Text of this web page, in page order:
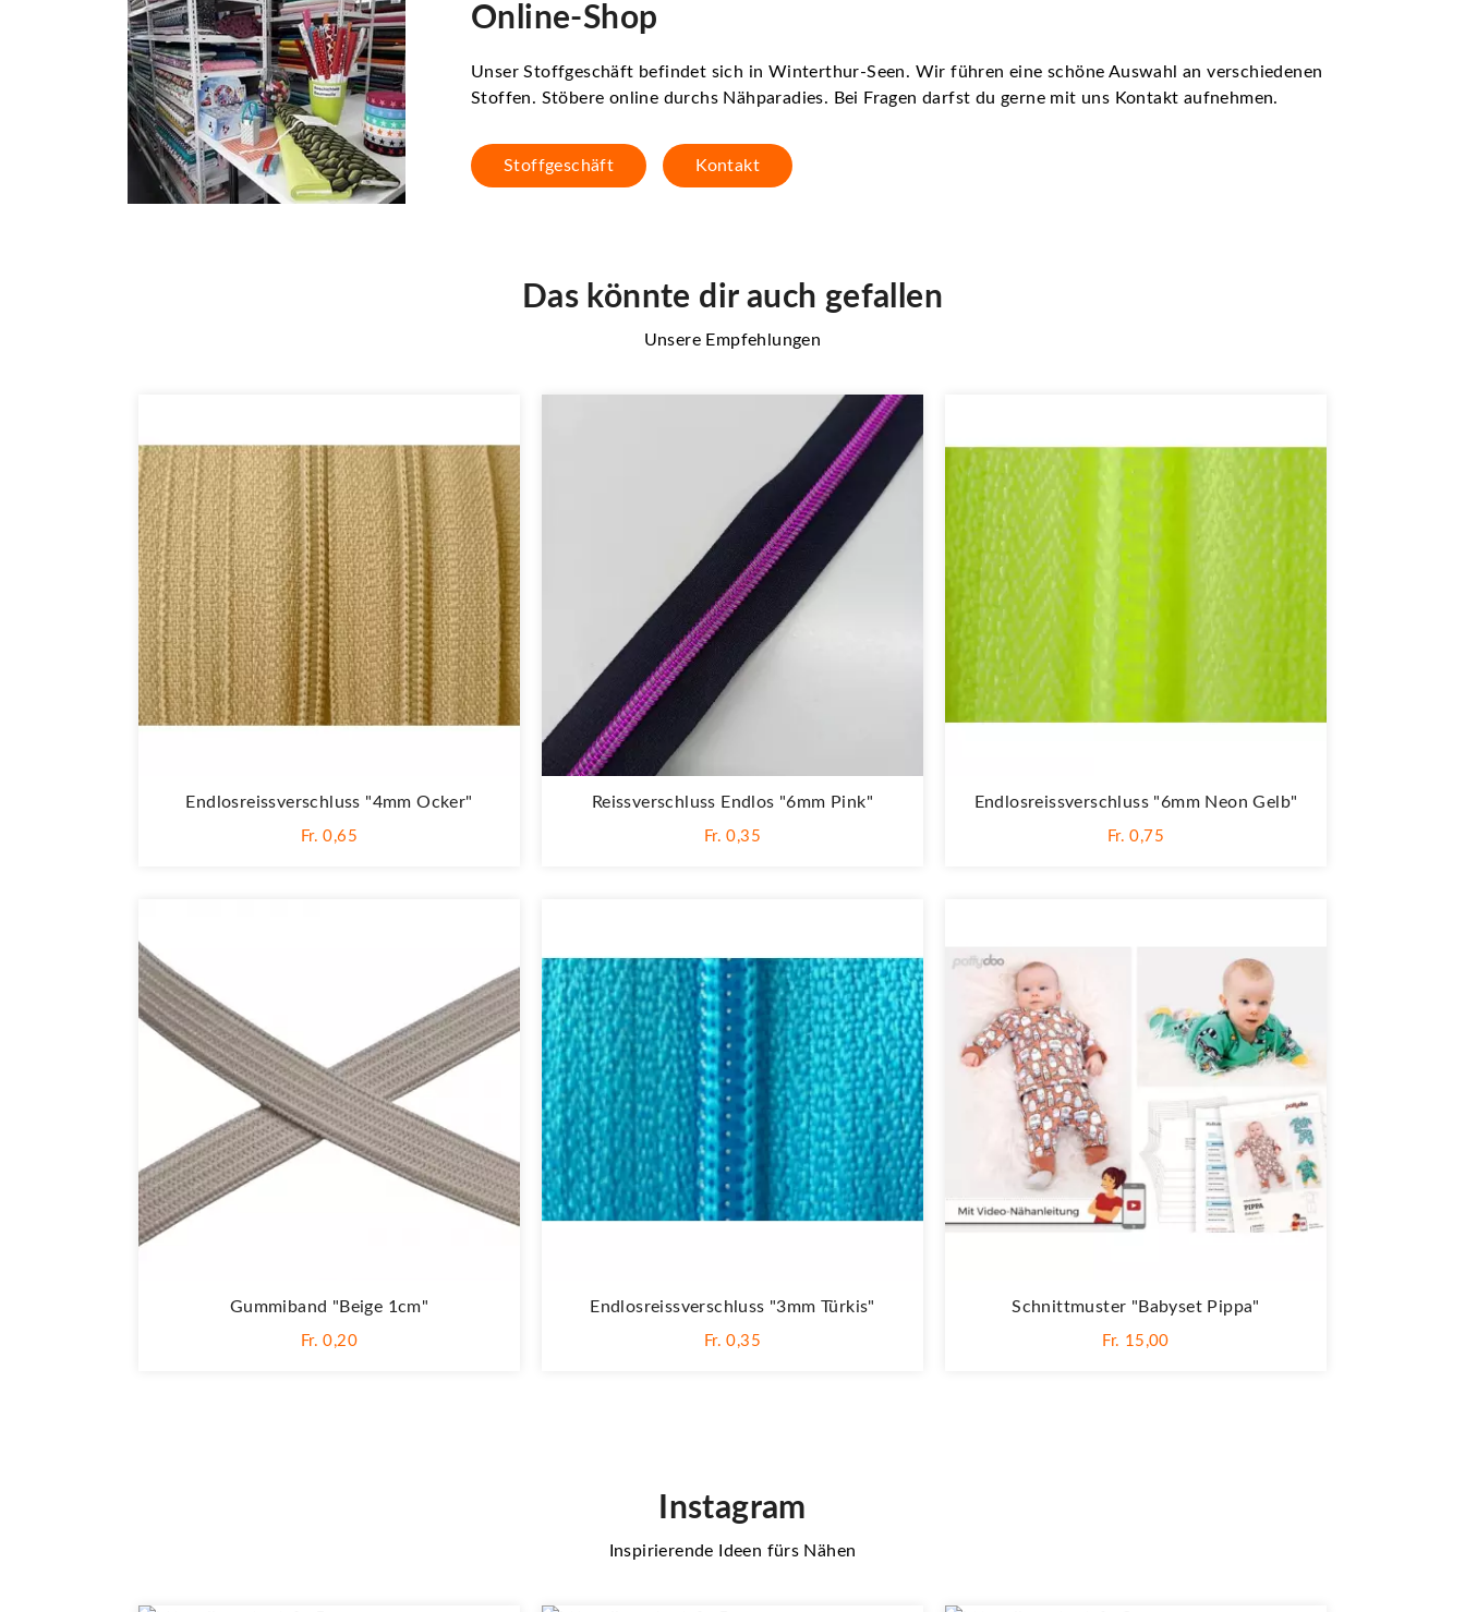
Online-Shop
Unser Stoffgeschäft befindet sich in Winterthur-Seen. Wir führen eine schöne Auswahl an verschiedenen
Stoffen. Stöbere online durchs Nähparadies. Bei Fragen darfst du gerne mit uns Kontakt aufnehmen.
Stoffgeschäft Kontakt
Das könnte dir auch gefallen
Unsere Empfehlungen
Endlosreissverschluss "4mm Ocker"
Fr. 0,65
Gummiband "Beige 1cm"
Fr. 0,20
Reissverschluss Endlos "6mm Pink"
Fr. 0,35
Endlosreissverschluss "3mm Türkis"
Fr. 0,35
Endlosreissverschluss "6mm Neon Gelb"
Fr. 0,75
Schnittmuster "Babyset Pippa"
Fr. 15,00
Instagram
Inspirierende Ideen fürs Nähen